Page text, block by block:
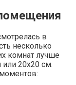
в
несколько
комнат лучше
20х20 см.